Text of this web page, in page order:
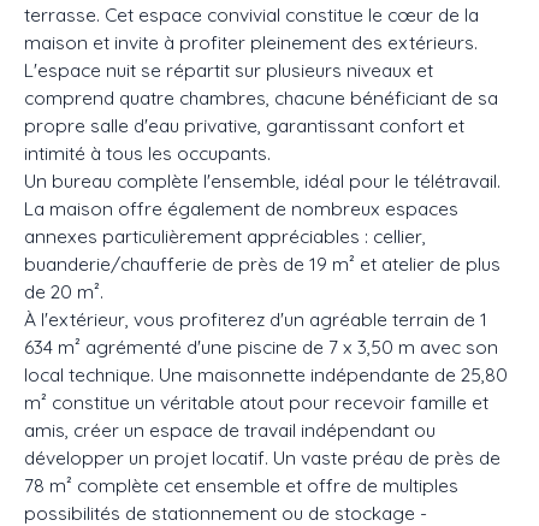
terrasse. Cet espace convivial constitue le cœur de la
maison et invite à profiter pleinement des extérieurs.
L'espace nuit se répartit sur plusieurs niveaux et
comprend quatre chambres, chacune bénéficiant de sa
propre salle d'eau privative, garantissant confort et
intimité à tous les occupants.
Un bureau complète l'ensemble, idéal pour le télétravail.
La maison offre également de nombreux espaces
annexes particulièrement appréciables : cellier,
buanderie/chaufferie de près de 19 m² et atelier de plus
de 20 m².
À l'extérieur, vous profiterez d'un agréable terrain de 1
634 m² agrémenté d'une piscine de 7 x 3,50 m avec son
local technique. Une maisonnette indépendante de 25,80
m² constitue un véritable atout pour recevoir famille et
amis, créer un espace de travail indépendant ou
développer un projet locatif. Un vaste préau de près de
78 m² complète cet ensemble et offre de multiples
possibilités de stationnement ou de stockage -